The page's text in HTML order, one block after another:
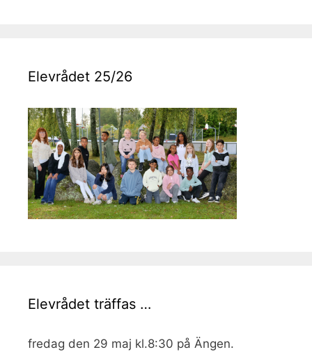
Elevrådet 25/26
Elevrådet träffas …
fredag den 29 maj kl.8:30 på Ängen.